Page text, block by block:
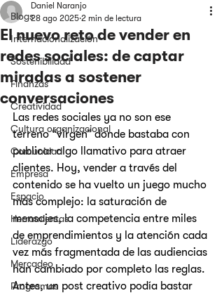
Blogs
Internacionalización
Sostenibilidad
Finanzas
Creatividad
Cultura organizacional
Comunidad
Empresa
Espacio
Herramientas
Liderazgo
Mercadeo
Programas
El nuevo reto de vender en
redes sociales: de captar
miradas a sostener
conversaciones
Daniel Naranjo
28 ago 2025 2 min de lectura
Las redes sociales ya no son ese
terreno “virgen” donde bastaba con
publicar algo llamativo para atraer
clientes. Hoy, vender a través del
contenido se ha vuelto un juego mucho
más complejo: la saturación de
mensajes, la competencia entre miles
de emprendimientos y la atención cada
vez más fragmentada de las audiencias
han cambiado por completo las reglas.
Antes, un post creativo podía bastar